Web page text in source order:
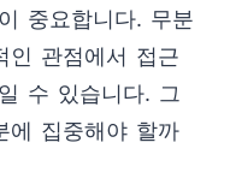
중요합니다. 무분
인 관점에서 접근
수 있습니다. 그
에 집중해야 할까